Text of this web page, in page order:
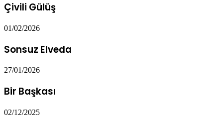
Çivili Gülüş
01/02/2026
Sonsuz Elveda
27/01/2026
Bir Başkası
02/12/2025